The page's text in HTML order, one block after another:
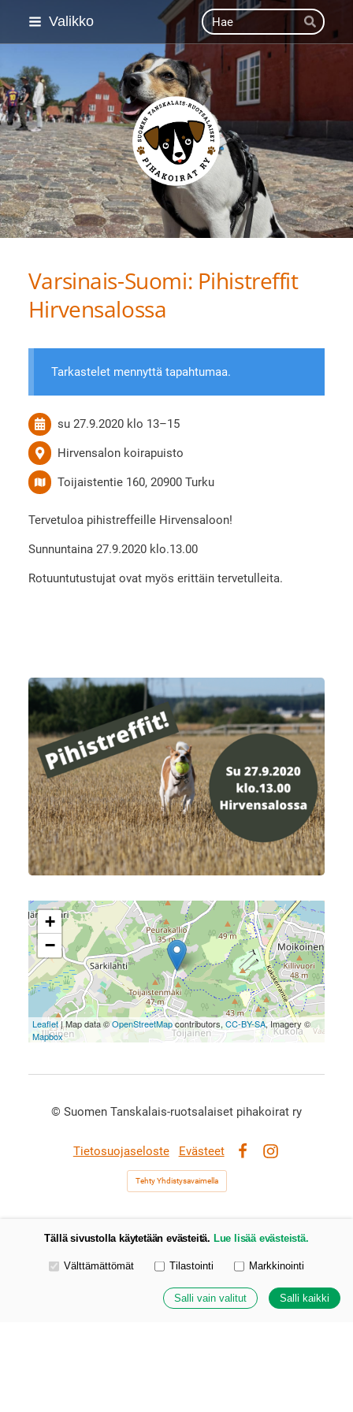
Siirry
Valikko Haku
Hae
Suomen Tanskalais-
Varsinais-Suomi: Pihistreffit
Hirvensalossa
Tarkastelet mennyttä tapahtumaa.
su 27.9.2020 klo 13–15
Hirvensalon koirapuisto
Toijaistentie 160, 20900 Turku
Tervetuloa pihistreffeille Hirvensaloon!
Sunnuntaina 27.9.2020 klo.13.00
Rotuuntutustujat ovat myös erittäin tervetulleita.
+
−
Leaflet| Map data ©OpenStreetMapcontributors, CC-BY-SA, Imagery ©
Mapbox
© Suomen Tanskalais-ruotsalaiset pihakoirat ry
Tietosuojaseloste
Evästeet
Tehty Yhdistysavaimella
Tällä sivustolla käytetään evästeitä. Lue lisää evästeistä.
Valitse käytettävät evästeet
Välttämättömät Tilastointi Markkinointi
Salli vain valitut Salli kaikki